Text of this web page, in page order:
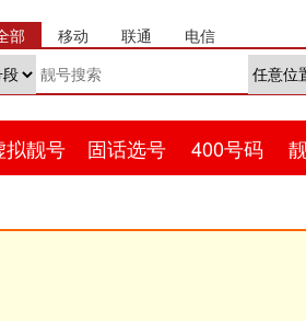
部 移动 联通 电信
拟靓号 固话选号 400号码